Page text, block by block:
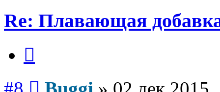
Re: Плавающая